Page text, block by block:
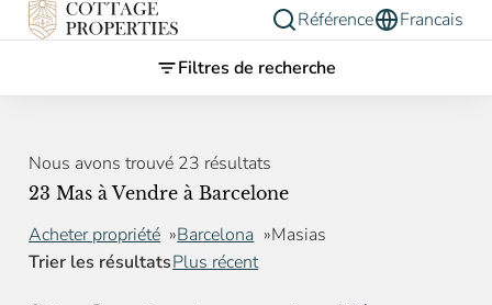
Référence
Francais
Filtres de recherche
Nous avons trouvé 23 résultats
23 Mas à Vendre à Barcelone
Acheter propriété Barcelona
Masias
Trier les résultatsPlus récent